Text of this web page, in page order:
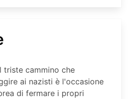
triste cammino che
ai nazisti è l'occasione
di fermare i propri